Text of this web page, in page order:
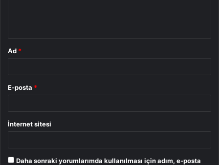
Ad *
E-posta *
İnternet sitesi
Daha sonraki yorumlarımda kullanılması için adım, e-posta